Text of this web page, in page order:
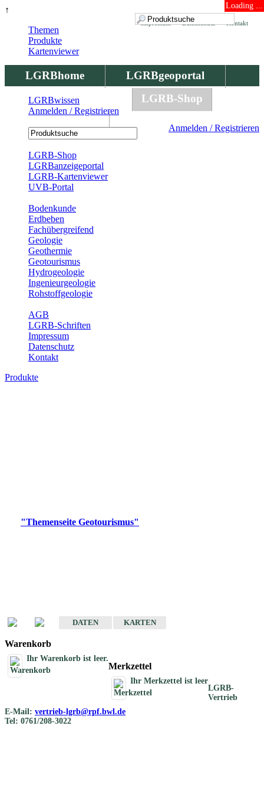
↑ Loading ...
Kontakt
Datenschutz
Impressum
LGRBhome
LGRBgeoportal
LGRBbohrungen
LGRB-Shop
Anmelden / Registrieren
Themen
Produkte
Kartenviewer
LGRBwissen
Anmelden / Registrieren
LGRB-Shop
LGRBanzeigeportal
LGRB-Kartenviewer
UVB-Portal
Bodenkunde
Erdbeben
Fachübergreifend
Geologie
Geothermie
Geotourismus
Hydrogeologie
Ingenieurgeologie
Rohstoffgeologie
AGB
LGRB-Schriften
Impressum
Datenschutz
Kontakt
Produkte
"Themenseite Geotourismus"
DATEN
KARTEN
Warenkorb
Ihr Warenkorb ist leer.
Merkzettel
Ihr Merkzettel ist leer
LGRB-
Vertrieb
E-Mail: vertrieb-lgrb@rpf.bwl.de
Tel: 0761/208-3022